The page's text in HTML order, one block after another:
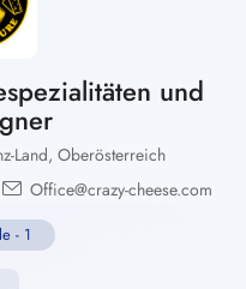
und
Land, Oberösterreich
Office@crazy-cheese.com
- 1